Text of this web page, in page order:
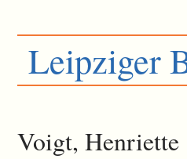
Leipziger
Voigt, Henriette